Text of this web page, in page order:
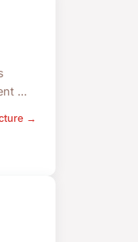
...
→